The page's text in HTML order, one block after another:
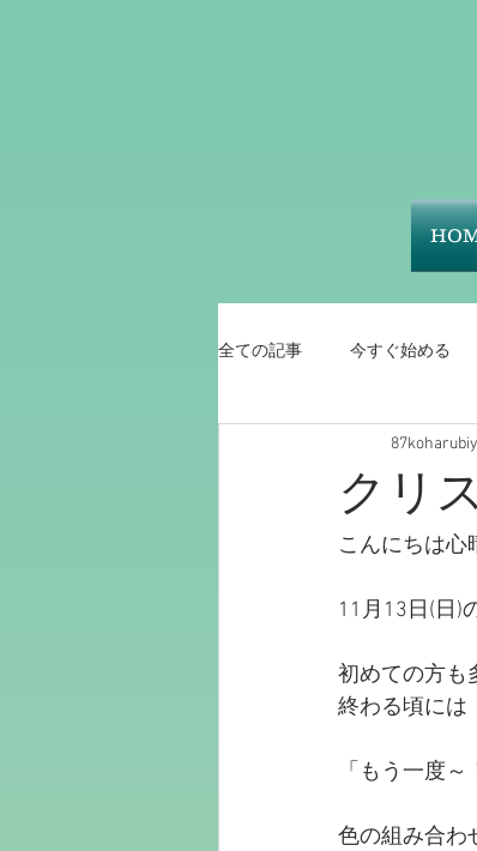
全ての記事 今すぐ始める
クリ
こんにちは心
11月13日(日)
初めての方も
終わる頃には
「もう一度
色の組み合わ